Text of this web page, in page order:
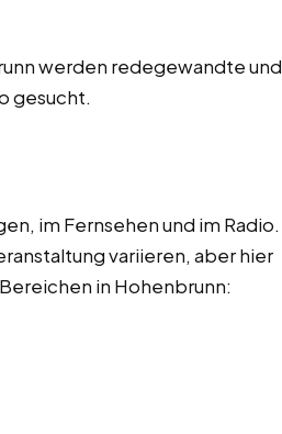
werden redegewandte und
gesucht.
im Fernsehen und im Radio.
variieren, aber hier
in Hohenbrunn: